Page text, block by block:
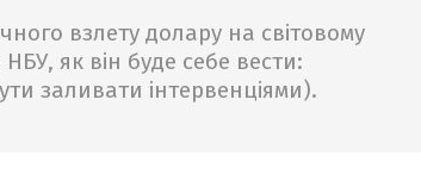
взлету долару на світовому
як він буде себе вести:
заливати інтервенціями).